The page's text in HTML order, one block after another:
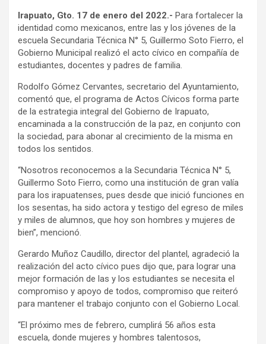
Irapuato, Gto. 17 de enero del 2022.- Para fortalecer la
identidad como mexicanos, entre las y los jóvenes de la
escuela Secundaria Técnica N° 5, Guillermo Soto Fierro, el
Gobierno Municipal realizó el acto cívico en compañía de
estudiantes, docentes y padres de familia.
Rodolfo Gómez Cervantes, secretario del Ayuntamiento,
comentó que, el programa de Actos Cívicos forma parte
de la estrategia integral del Gobierno de Irapuato,
encaminada a la construcción de la paz, en conjunto con
la sociedad, para abonar al crecimiento de la misma en
todos los sentidos.
“Nosotros reconocemos a la Secundaria Técnica N° 5,
Guillermo Soto Fierro, como una institución de gran valía
para los irapuatenses, pues desde que inició funciones en
los sesentas, ha sido actora y testigo del egreso de miles
y miles de alumnos, que hoy son hombres y mujeres de
bien”, mencionó.
Gerardo Muñoz Caudillo, director del plantel, agradeció la
realización del acto cívico pues dijo que, para lograr una
mejor formación de las y los estudiantes se necesita el
compromiso y apoyo de todos, compromiso que reiteró
para mantener el trabajo conjunto con el Gobierno Local.
“El próximo mes de febrero, cumplirá 56 años esta
escuela, donde mujeres y hombres talentosos,